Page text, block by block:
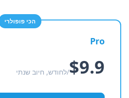
הכי פופולרי
Pro
$9.9/לחודש, חיוב שנתי